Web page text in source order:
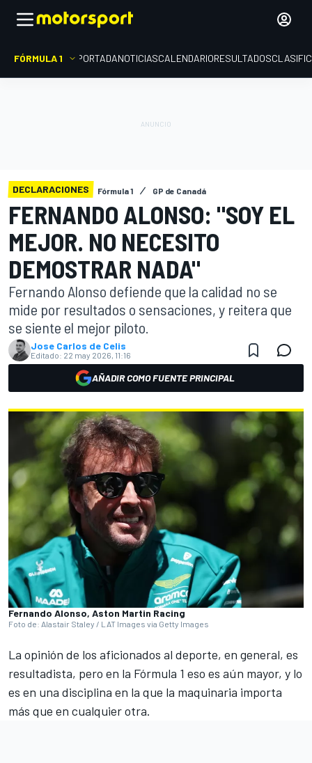
FÓRMULA 1 PORTADANOTICIASCALENDARIORESULTADOS
DECLARACIONES Fórmula 1 GP de Canadá
FERNANDO ALONSO: "SOY EL
MEJOR. NO NECESITO
DEMOSTRAR NADA"
Fernando Alonso defiende que la calidad no se
mide por resultados o sensaciones, y reitera que
se siente el mejor piloto.
Jose Carlos de Celis
Editado: 22 may 2026, 11:16
AÑADIR COMO FUENTE PRINCIPAL
Fernando Alonso, Aston Martin Racing
Foto de: Alastair Staley / LAT Images via Getty Images
La opinión de los aficionados al deporte, en general, es
resultadista, pero en la Fórmula 1 eso es aún mayor, y lo
es en una disciplina en la que la maquinaria importa
más que en cualquier otra.